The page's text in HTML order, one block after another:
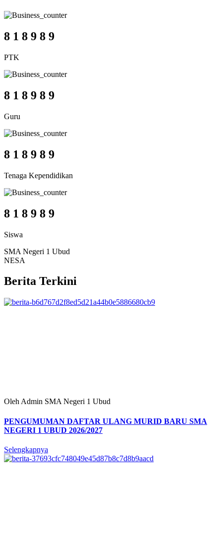
8 1 8 9 8 9
PTK
8 1 8 9 8 9
Guru
8 1 8 9 8 9
Tenaga Kependidikan
8 1 8 9 8 9
Siswa
SMA Negeri 1 Ubud
NESA
Berita Terkini
Oleh Admin SMA Negeri 1 Ubud
PENGUMUMAN DAFTAR ULANG MURID BARU SMA
NEGERI 1 UBUD 2026/2027
Selengkapnya